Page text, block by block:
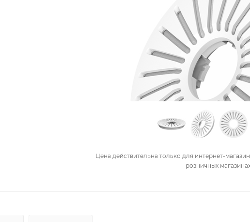
Цена действительна только для интернет-
розничных